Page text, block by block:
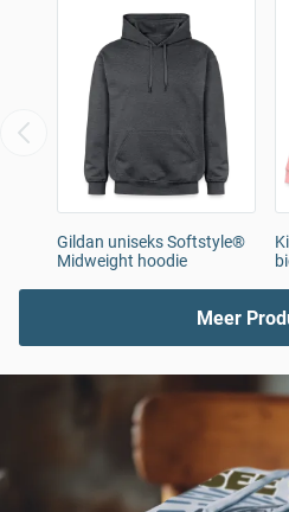
Gildan uniseks Softstyle®
Midweight hoodie
Meer